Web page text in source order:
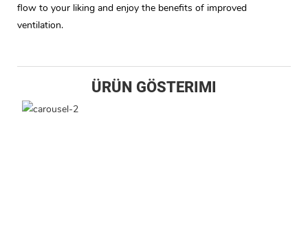
flow to your liking and enjoy the benefits of improved
ventilation.
ÜRÜN GÖSTERIMI